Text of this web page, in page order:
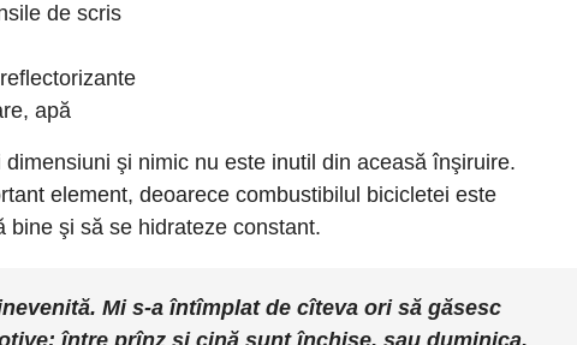
de scris
apă
şi nimic nu este inutil din aceasă înşiruire.
element, deoarece combustibilul bicicletei este
bine şi să se hidrateze constant.
Mi s-a întîmplat de cîteva ori să găsesc